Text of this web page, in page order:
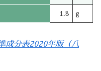
1.8 g
成分表2020年版（八